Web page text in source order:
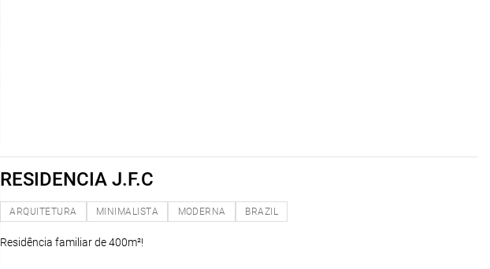
RESIDENCIA J.F.C
ARQUITETURA MINIMALISTA MODERNA BRAZIL
Residência familiar de 400m²!